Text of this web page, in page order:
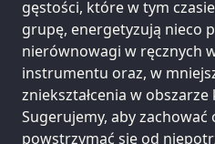
gęstości, które w tym
grupę, energetyzują nieco
nierównowagi w ręcznych
instrumentu oraz, w
zniekształcenia w
Sugerujemy, aby
powstrzymać się od